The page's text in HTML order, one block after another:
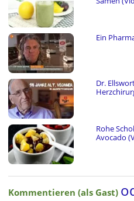
Ein
Dr.
Rohe
Avocado
Kommentieren (als Gast)